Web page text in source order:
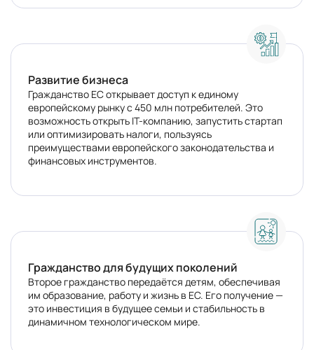
Развитие бизнеса
Гражданство ЕС открывает доступ к единому
европейскому рынку с 450 млн потребителей. Это
возможность открыть IT-компанию, запустить стартап
или оптимизировать налоги, пользуясь
преимуществами европейского законодательства и
финансовых инструментов.
Гражданство для будущих поколений
Второе гражданство передаётся детям, обеспечивая
им образование, работу и жизнь в ЕС. Его получение —
это инвестиция в будущее семьи и стабильность в
динамичном технологическом мире.